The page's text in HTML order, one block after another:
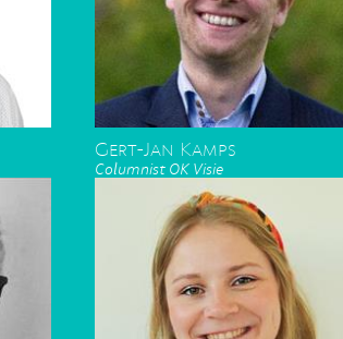
Gert-Jan Kamps
Columnist OK Visie